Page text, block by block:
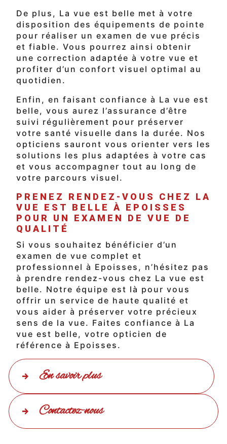
De plus, La vue est belle met à votre
disposition des équipements de pointe
pour réaliser un examen de vue précis
et fiable. Vous pourrez ainsi obtenir
une correction adaptée à votre vue et
profiter d’un confort visuel optimal au
quotidien.
Enfin, en faisant confiance à La vue est
belle, vous aurez l’assurance d’être
suivi régulièrement pour préserver
votre santé visuelle dans la durée. Nos
opticiens sauront vous orienter vers les
solutions les plus adaptées à votre cas
et vous accompagner tout au long de
votre parcours visuel.
PRENEZ RENDEZ-VOUS CHEZ LA
VUE EST BELLE À EPOISSES
POUR UN EXAMEN DE VUE DE
QUALITÉ
Si vous souhaitez bénéficier d’un
examen de vue complet et
professionnel à Epoisses, n’hésitez pas
à prendre rendez-vous chez La vue est
belle. Notre équipe est là pour vous
offrir un service de haute qualité et
vous aider à préserver votre précieux
sens de la vue. Faites confiance à La
vue est belle, votre opticien de
référence à Epoisses.
En savoir plus
Contactez-nous